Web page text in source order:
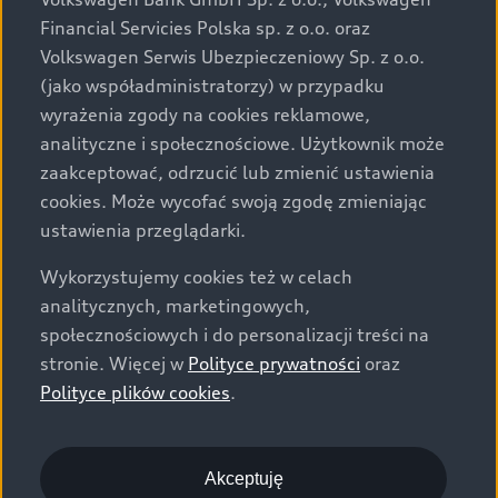
Financial Servicies Polska sp. z o.o. oraz
Volkswagen Serwis Ubezpieczeniowy Sp. z o.o.
(jako współadministratorzy) w przypadku
wyrażenia zgody na cookies reklamowe,
analityczne i społecznościowe. Użytkownik może
zaakceptować, odrzucić lub zmienić ustawienia
cookies. Może wycofać swoją zgodę zmieniając
ustawienia przeglądarki.
Wykorzystujemy cookies też w celach
analitycznych, marketingowych,
społecznościowych i do personalizacji treści na
stronie. Więcej w Polityce prywatności oraz
Polityce plików cookies.
Akceptuję
za dopłatą. Wiążące ustalenie ceny, wyposażenia i
specyfikacji pojazdu następują w umowie sprzedaży, a
określenie parametrów technicznych zawiera
świadectwo homologacji typu pojazdu. Zastrzegamy
sobie prawo do zmian i pomyłek. Wszelkie informacje
prezentowane na stronie są aktualne na dzień ich
zamieszczania. W celu uzyskania najnowszych
informacji prosimy kontaktować się z Partnerem Marki
Audi.
Wszystkie produkowane obecnie samochody marki Audi
są wykonywane z materiałów spełniających pod
względem możliwości odzysku i recyklingu wymagania
określone w normie ISO 22628 i są zgodne z
europejskimi świadectwami homologacji wydanymi wg
o.o. podlega obowiązkowi zapewnienia wszystkim
użytkownikom samochodów marki Volkswagen sieci